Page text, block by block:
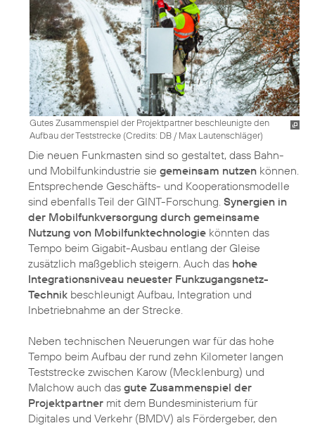
Gutes Zusammenspiel der Projektpartner beschleunigte den
Aufbau der Teststrecke (Credits: DB / Max Lautenschläger)
Die neuen Funkmasten sind so gestaltet, dass Bahn-
und Mobilfunkindustrie sie gemeinsam nutzen können.
Entsprechende Geschäfts- und Kooperationsmodelle
sind ebenfalls Teil der GINT-Forschung. Synergien in
der Mobilfunkversorgung durch gemeinsame
Nutzung von Mobilfunktechnologie könnten das
Tempo beim Gigabit-Ausbau entlang der Gleise
zusätzlich maßgeblich steigern. Auch das hohe
Integrationsniveau neuester Funkzugangsnetz-
Technik beschleunigt Aufbau, Integration und
Inbetriebnahme an der Strecke.
Neben technischen Neuerungen war für das hohe
Tempo beim Aufbau der rund zehn Kilometer langen
Teststrecke zwischen Karow (Mecklenburg) und
Malchow auch das gute Zusammenspiel der
Projektpartner mit dem Bundesministerium für
Digitales und Verkehr (BMDV) als Fördergeber, den